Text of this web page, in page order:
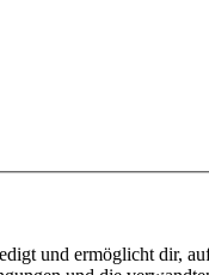
und ermöglicht dir,